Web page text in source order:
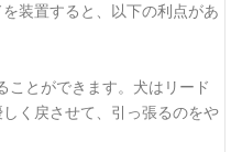
装置すると、以下の利点があ
ことができます。犬はリード
く戻させて、引っ張るのをや